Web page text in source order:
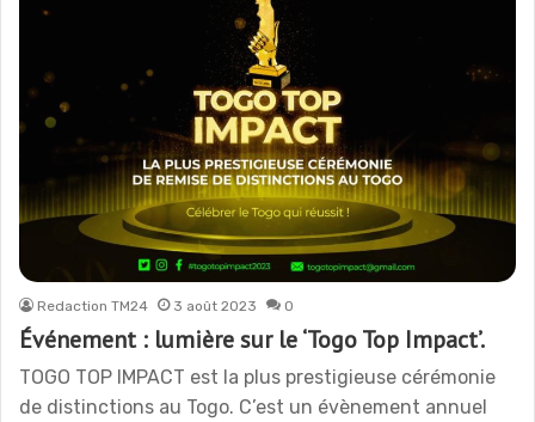
Redaction TM24 3 août 2023 0
Événement : lumière sur le ‘Togo Top Impact’.
TOGO TOP IMPACT est la plus prestigieuse cérémonie
de distinctions au Togo. C’est un évènement annuel